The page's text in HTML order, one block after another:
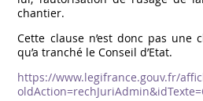
chantier.
Cette clause n’est donc pas une
qu’a tranché le Conseil d’Etat.
https://www.legifrance.gouv.fr/